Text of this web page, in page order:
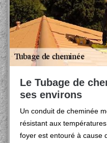
Le Tubage de
ses environs
Un conduit de cheminée
résistant aux
foyer est entouré à cause